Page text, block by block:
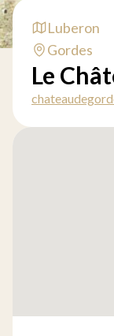
Luberon
Gordes
Le